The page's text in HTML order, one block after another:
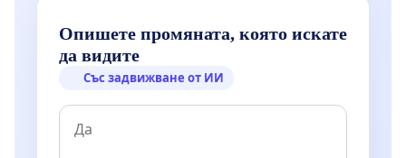
Опишете промяната, която искате
да видите
Със задвижване от ИИ